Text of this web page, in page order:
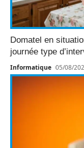
Domatel en
journée type
Informatique 05/08/